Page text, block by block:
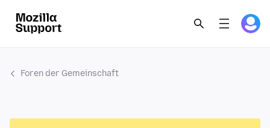
Foren der Gemeinschaft